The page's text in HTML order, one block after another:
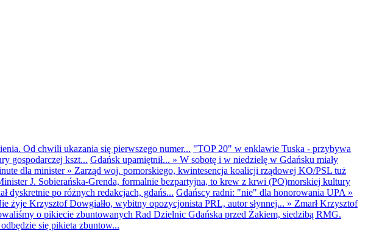
Od chwili ukazania się pierwszego numer... "TOP 20" w enklawie Tuska - przybywa
gospodarczej kszt... Gdańsk upamiętnił... » W sobotę i w niedzielę w Gdańsku miały
dla minister» Zarząd woj. pomorskiego, kwintesencja koalicji rządowej KO/PSL tuż
J. Sobierańska-Grenda, formalnie bezpartyjna, to krew z krwi (PO)morskiej kultury
dyskretnie po różnych redakcjach, gdańs... Gdańscy radni: "nie" dla honorowania UPA »
żyje Krzysztof Dowgiałło, wybitny opozycjonista PRL, autor słynnej... » Zmarł Krzysztof
o pikiecie zbuntowanych Rad Dzielnic Gdańska przed Żakiem, siedzibą RMG.
się pikieta zbuntow...